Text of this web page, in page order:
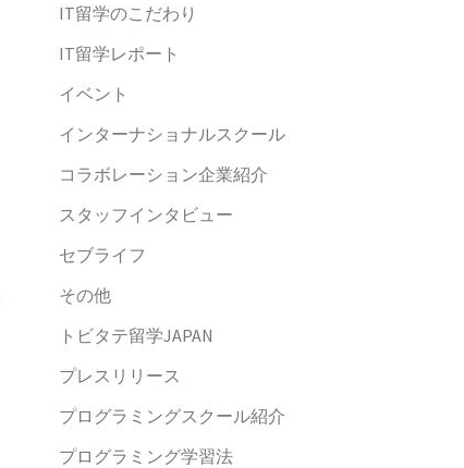
IT留学のこだわり
IT留学レポート
イベント
インターナショナルスクール
コラボレーション企業紹介
スタッフインタビュー
セブライフ
その他
トビタテ留学JAPAN
プレスリリース
プログラミングスクール紹介
プログラミング学習法